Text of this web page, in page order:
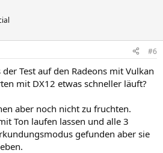
#6
Test auf den Radeons mit Vulkan
mit DX12 etwas schneller läuft?
aber noch nicht zu fruchten.
Ton laufen lassen und alle 3
gefunden aber sie